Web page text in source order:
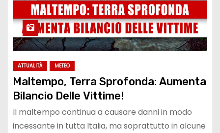
ATTUALITÀ METEO
Maltempo, Terra Sprofonda: Aumenta
Bilancio Delle Vittime!
Il maltempo continua a causare danni in modo
incessante in tutta Italia, ma soprattutto in alcune